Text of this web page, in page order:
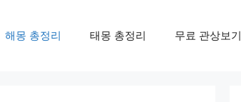
해몽 총정리 태몽 총정리 무료 관상보기